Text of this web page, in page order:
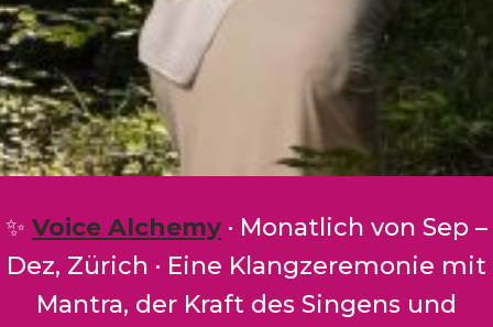
✨ Voice Alchemy · Monatlich von Sep –
Dez, Zürich · Eine Klangzeremonie mit
Mantra, der Kraft des Singens und